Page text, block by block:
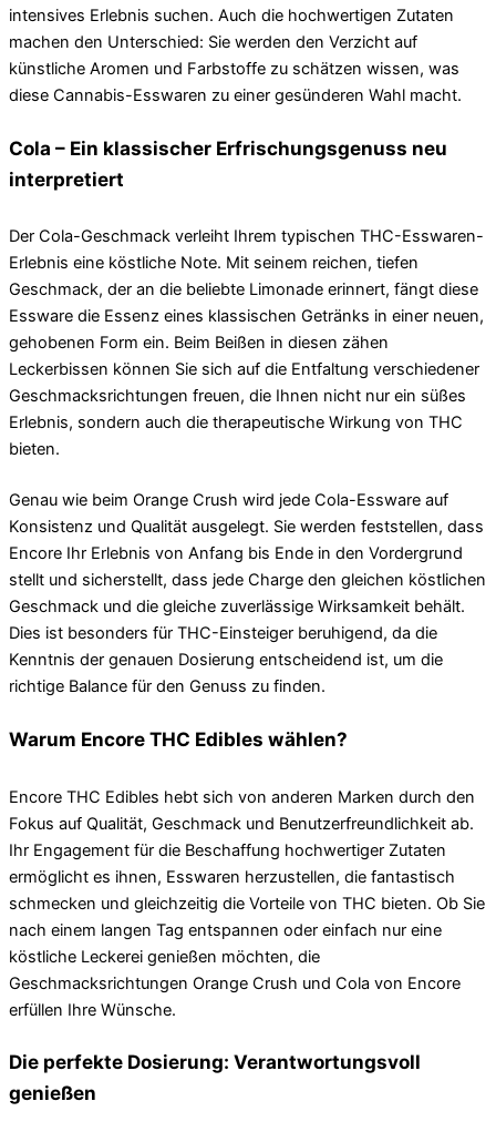
intensives Erlebnis suchen. Auch die hochwertigen Zutaten
machen den Unterschied: Sie werden den Verzicht auf
künstliche Aromen und Farbstoffe zu schätzen wissen, was
diese Cannabis-Esswaren zu einer gesünderen Wahl macht.
Cola – Ein klassischer Erfrischungsgenuss neu
interpretiert
Der Cola-Geschmack verleiht Ihrem typischen THC-Esswaren-
Erlebnis eine köstliche Note. Mit seinem reichen, tiefen
Geschmack, der an die beliebte Limonade erinnert, fängt diese
Essware die Essenz eines klassischen Getränks in einer neuen,
gehobenen Form ein. Beim Beißen in diesen zähen
Leckerbissen können Sie sich auf die Entfaltung verschiedener
Geschmacksrichtungen freuen, die Ihnen nicht nur ein süßes
Erlebnis, sondern auch die therapeutische Wirkung von THC
bieten.
Genau wie beim Orange Crush wird jede Cola-Essware auf
Konsistenz und Qualität ausgelegt. Sie werden feststellen, dass
Encore Ihr Erlebnis von Anfang bis Ende in den Vordergrund
stellt und sicherstellt, dass jede Charge den gleichen köstlichen
Geschmack und die gleiche zuverlässige Wirksamkeit behält.
Dies ist besonders für THC-Einsteiger beruhigend, da die
Kenntnis der genauen Dosierung entscheidend ist, um die
richtige Balance für den Genuss zu finden.
Warum Encore THC Edibles wählen?
Encore THC Edibles hebt sich von anderen Marken durch den
Fokus auf Qualität, Geschmack und Benutzerfreundlichkeit ab.
Ihr Engagement für die Beschaffung hochwertiger Zutaten
ermöglicht es ihnen, Esswaren herzustellen, die fantastisch
schmecken und gleichzeitig die Vorteile von THC bieten. Ob Sie
nach einem langen Tag entspannen oder einfach nur eine
köstliche Leckerei genießen möchten, die
Geschmacksrichtungen Orange Crush und Cola von Encore
erfüllen Ihre Wünsche.
Die perfekte Dosierung: Verantwortungsvoll
genießen